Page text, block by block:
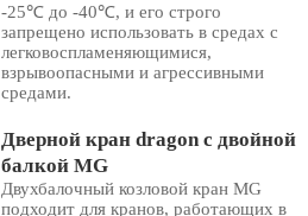
-25℃ до -40℃, и его строго
запрещено использовать в средах с
легковоспламеняющимися,
взрывоопасными и агрессивными
средами.
Дверной кран dragon с двойной
балкой MG
Двухбалочный козловой кран MG
подходит для кранов, работающих в